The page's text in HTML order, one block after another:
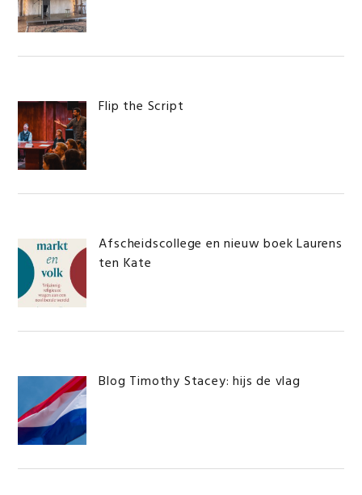
Flip the Script
Afscheidscollege en nieuw boek Laurens
ten Kate
Blog Timothy Stacey: hijs de vlag